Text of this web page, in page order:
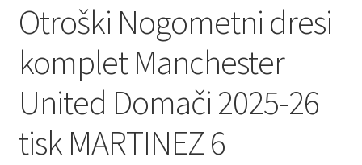
Otroški Nogometni dresi
komplet Manchester
United Domači 2025-26
tisk MARTINEZ 6